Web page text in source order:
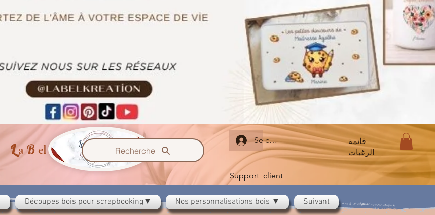
Découpes bois pour scrapbooking▼ Nos personnalisations bois ▼ Suivant
La B elKreation Recherche
Se connecter
Support client
قائمة
الرغبات